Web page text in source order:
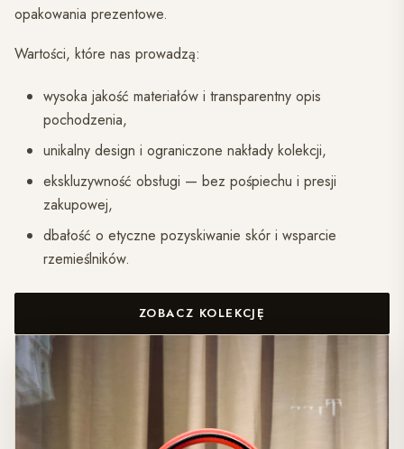
opakowania prezentowe.
Wartości, które nas prowadzą:
wysoka jakość materiałów i transparentny opis
pochodzenia,
unikalny design i ograniczone nakłady kolekcji,
ekskluzywność obsługi — bez pośpiechu i presji
zakupowej,
dbałość o etyczne pozyskiwanie skór i wsparcie
rzemieślników.
ZOBACZ KOLEKCJĘ